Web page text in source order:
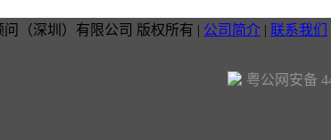
（深圳）有限公司 版权所有 | 公司简介 | 联系我们
粤公网安备